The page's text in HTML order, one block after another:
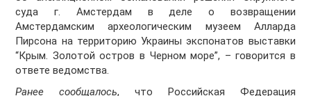
суда г. Амстердам в деле о возвращении
Амстердамским археологическим музеем Алларда
Пирсона на территорию Украины экспонатов выставки
“Крым. Золотой остров в Черном море”, – говорится в
ответе ведомства.
Ранее сообщалось, что Российская Федерация